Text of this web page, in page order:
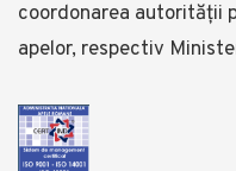
coordonarea autorității
apelor, respectiv